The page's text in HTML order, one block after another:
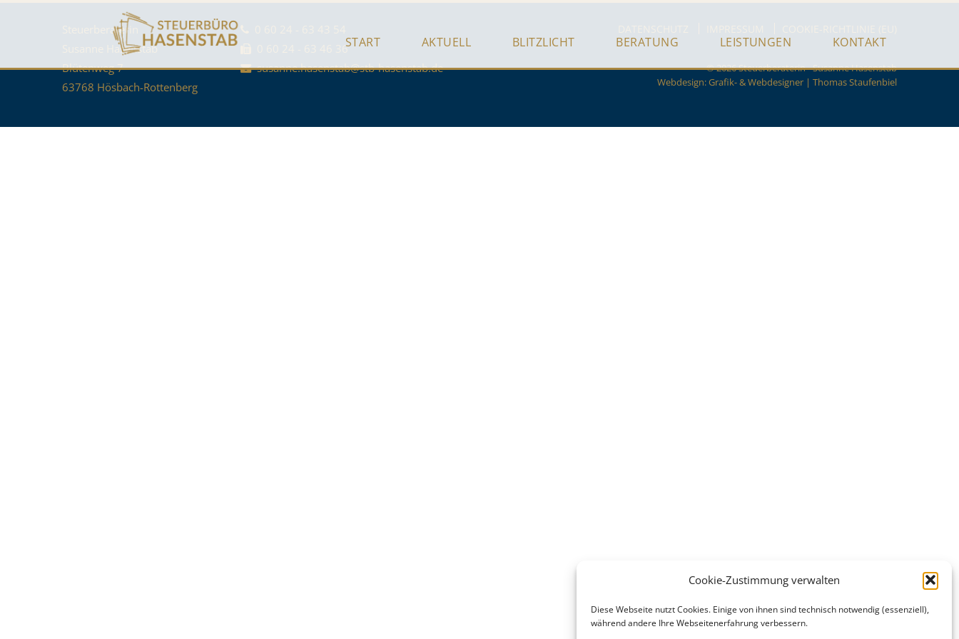
Cookie-Zustimmung verwalten
Diese Webseite nutzt Cookies. Einige von ihnen sind technisch notwendig (essenziell),
während andere Ihre Webseitenerfahrung verbessern.
START AKTUELL BLITZLICHT BERATUNG LEISTUNGEN KONTAKT
Steuerberaterin
Susanne Hasenstab
Blütenweg 7
63768 Hösbach-Rottenberg
0 60 24 - 63 46 36
susanne.hasenstab@stb-hasenstab.de
© 2026 Steuerberaterin - Susanne Hasenstab
Webdesign:Grafik- & Webdesigner | Thomas Staufenbiel